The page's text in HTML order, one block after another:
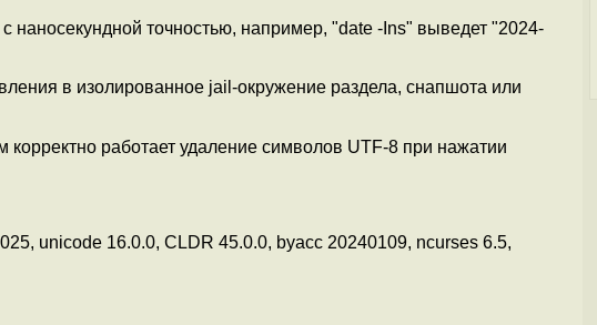
наносекундной точностью, например, "date -Ins" выведет "2024-
в изолированное jail-окружение раздела, снапшота или
работает удаление символов UTF-8 при нажатии
unicode 16.0.0, CLDR 45.0.0, byacc 20240109, ncurses 6.5,